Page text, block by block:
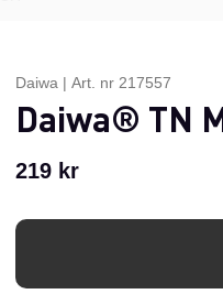
Daiwa | Art. nr 217557
Daiwa® TN
219 kr